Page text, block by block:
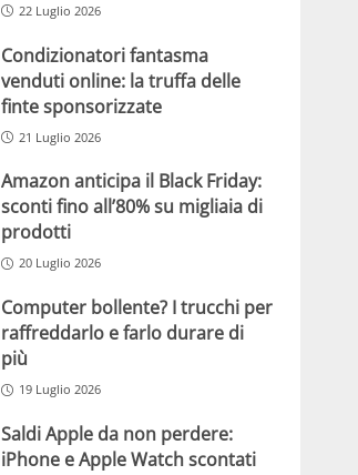
22 Luglio 2026
Condizionatori fantasma
venduti online: la truffa delle
finte sponsorizzate
21 Luglio 2026
Amazon anticipa il Black Friday:
sconti fino all’80% su migliaia di
prodotti
20 Luglio 2026
Computer bollente? I trucchi per
raffreddarlo e farlo durare di
più
19 Luglio 2026
Saldi Apple da non perdere:
iPhone e Apple Watch scontati